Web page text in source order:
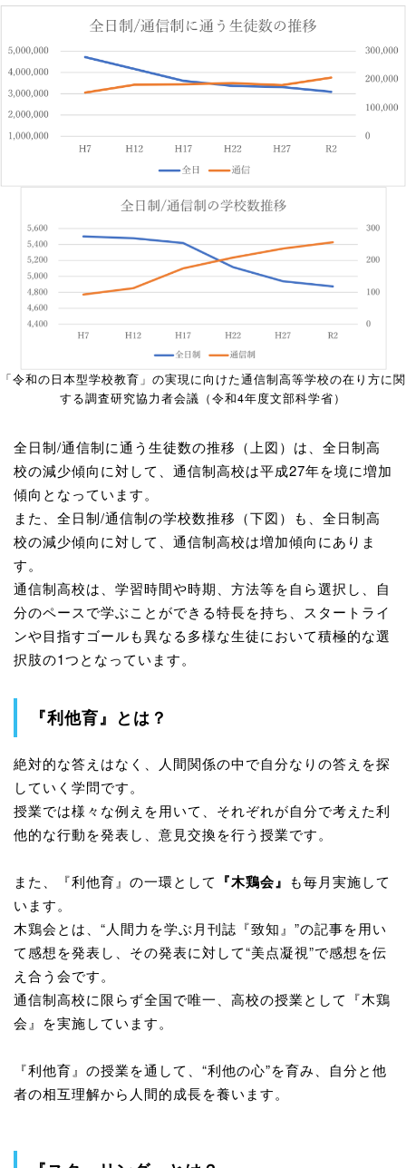
「令和の日本型学校教育」の実現に向けた通信制高等学校の在り方に関
する調査研究協力者会議（令和4年度文部科学省）
全日制/通信制に通う生徒数の推移（ 上図）は、全日制高
校の減少傾向に対して、通信制高校は平成27年を境に増加
傾向となっています。
また、全日制/通信制の学校数推移（下図）も、全日制高
校の減少傾向に対して、通信制高校は増加傾向にありま
す。
通信制高校は、学習時間や時期、方法等を自ら選択し、自
分のペースで学ぶことができる特長を持ち、スタートライ
ンや目指すゴールも異なる多様な生徒において積極的な選
択肢の1つとなっています。
『利他育』とは？
絶対的な答えはなく、人間関係の中で自分なりの答えを探
していく学問です。
授業では様々な例えを用いて、それぞれが自分で考えた利
他的な行動を発表し、意見交換を行う授業です。
また、『利他育』の一環として 『木鶏会』 も毎月実施して
います。
木鶏会とは、“人間力を学ぶ月刊誌『致知』”の記事を用い
て感想を発表し、その発表に対して“美点凝視”で感想を伝
え合う会です。
通信制高校に限らず全国で唯一、高校の授業として『木鶏
会』を実施しています。
『利他育』の授業を通して、“利他の心”を育み、自分と他
者の相互理解から人間的成長を養います。